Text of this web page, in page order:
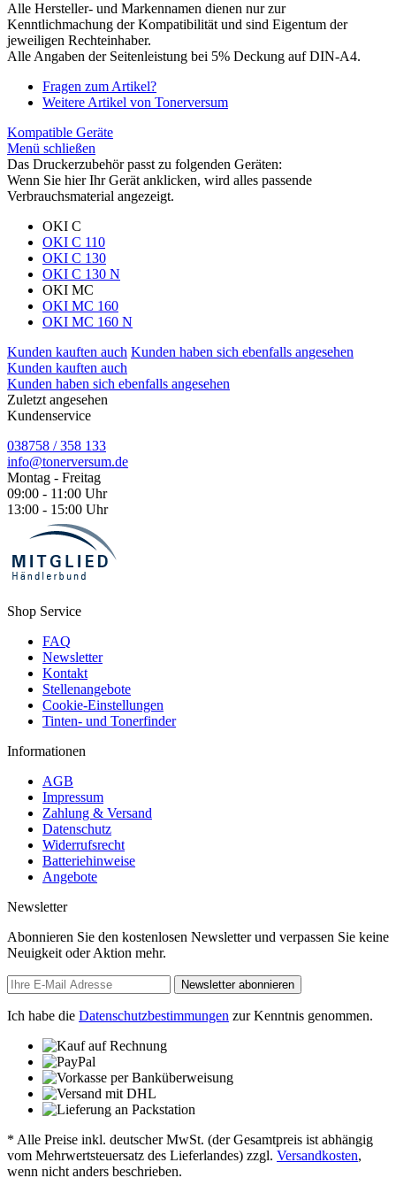
Alle Hersteller- und Markennamen dienen nur zur
Kenntlichmachung der Kompatibilität und sind Eigentum der
jeweiligen Rechteinhaber.
Alle Angaben der Seitenleistung bei 5% Deckung auf DIN-A4.
Fragen zum Artikel?
Weitere Artikel von Tonerversum
Kompatible Geräte
Menü schließen
Das Druckerzubehör passt zu folgenden Geräten:
Wenn Sie hier Ihr Gerät anklicken, wird alles passende
Verbrauchsmaterial angezeigt.
OKI C
OKI C 110
OKI C 130
OKI C 130 N
OKI MC
OKI MC 160
OKI MC 160 N
Kunden kauften auch Kunden haben sich ebenfalls angesehen
Kunden kauften auch
Kunden haben sich ebenfalls angesehen
Zuletzt angesehen
Kundenservice
038758 / 358 133
info@tonerversum.de
Montag - Freitag
09:00 - 11:00 Uhr
13:00 - 15:00 Uhr
Shop Service
FAQ
Newsletter
Kontakt
Stellenangebote
Cookie-Einstellungen
Tinten- und Tonerfinder
Informationen
AGB
Impressum
Zahlung & Versand
Datenschutz
Widerrufsrecht
Batteriehinweise
Angebote
Newsletter
Abonnieren Sie den kostenlosen Newsletter und verpassen Sie keine
Neuigkeit oder Aktion mehr.
Newsletter abonnieren
Ich habe die Datenschutzbestimmungen zur Kenntnis genommen.
* Alle Preise inkl. deutscher MwSt. (der Gesamtpreis ist abhängig
vom Mehrwertsteuersatz des Lieferlandes) zzgl. Versandkosten,
wenn nicht anders beschrieben.